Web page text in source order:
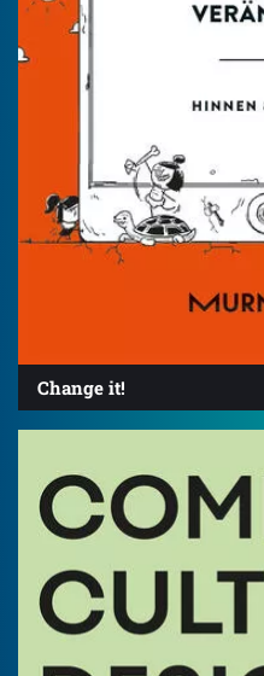
Change it!